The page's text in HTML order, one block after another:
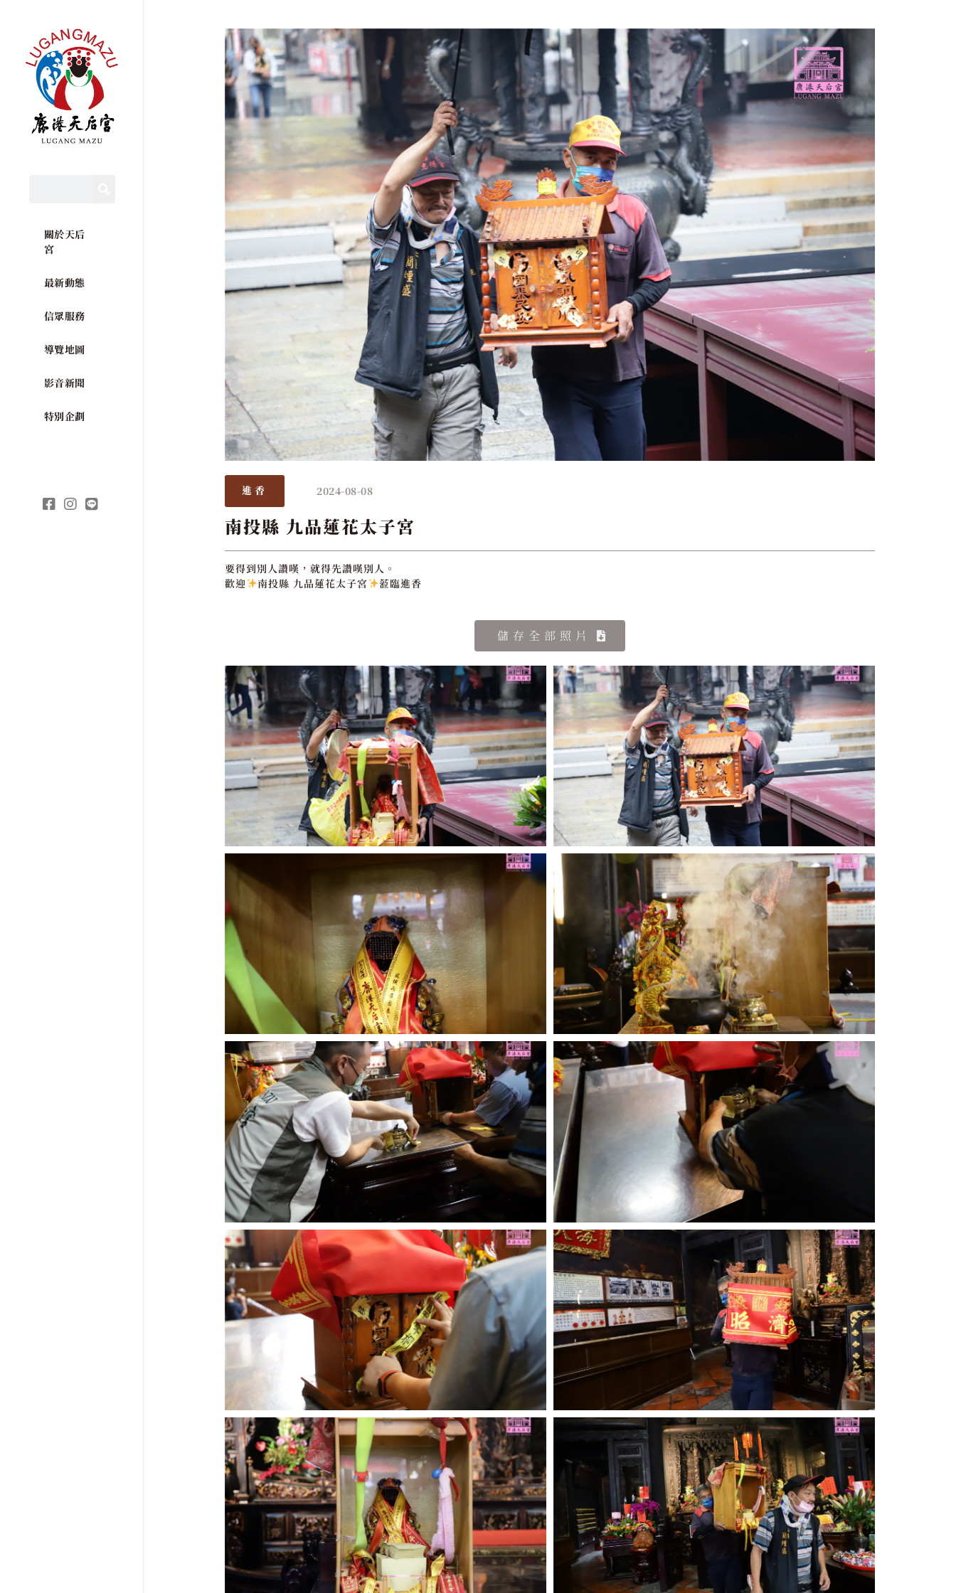
關於天后
宮
最新動態
信眾服務
導覽地圖
影音新聞
特別企劃
進香 2024-08-08
南投縣 九品蓮花太子宮
要得到別人讚嘆，就得先讚嘆別人。
歡迎
南投縣 九品蓮花太子宮 蒞臨進香
儲存全部照片